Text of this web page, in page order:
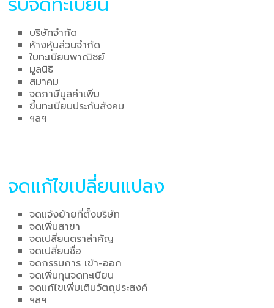
บริษัทจำกัด
ห้างหุ้นส่วนจำกัด
ใบทะเบียนพาณิชย์
มูลนิธิ
สมาคม
จดภาษีมูลค่าเพิ่ม
ขึ้นทะเบียนประกันสังคม
ฯลฯ
จดแก้ไขเปลี่ยนแปลง
จดแจ้งย้ายที่ตั้งบริษัท
จดเพิ่มสาขา
จดเปลี่ยนตราสำคัญ
จดเปลี่ยนชื่อ
จดกรรมการ เข้า-ออก
จดเพิ่มทุนจดทะเบียน
จดแก้ไขเพิ่มเติมวัตถุประสงค์
ฯลฯ